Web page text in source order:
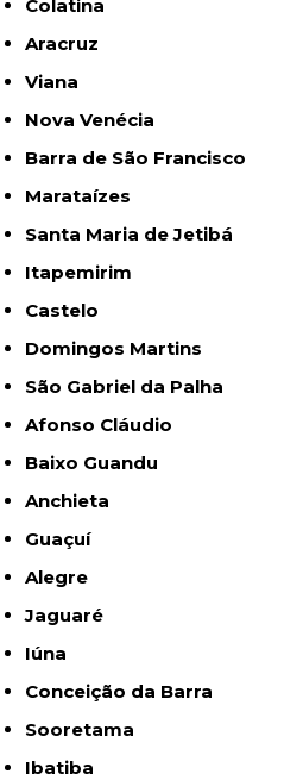
Colatina
Aracruz
Viana
Nova Venécia
Barra de São Francisco
Marataízes
Santa Maria de Jetibá
Itapemirim
Castelo
Domingos Martins
São Gabriel da Palha
Afonso Cláudio
Baixo Guandu
Anchieta
Guaçuí
Alegre
Jaguaré
Iúna
Conceição da Barra
Sooretama
Ibatiba